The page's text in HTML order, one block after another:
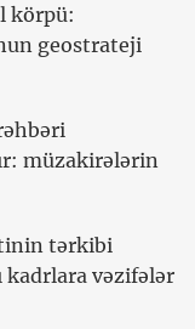
körpü:
geostrateji
müzakirələrin
tərkibi
kadrlara vəzifələr